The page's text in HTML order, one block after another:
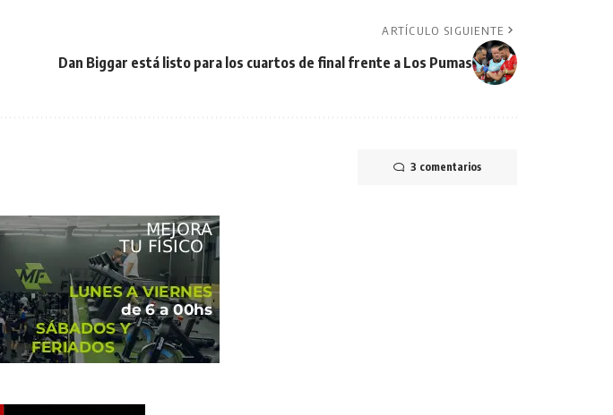
ARTÍCULO SIGUIENTE
Dan Biggar está listo para los cuartos de final frente a Los Pumas
3 comentarios